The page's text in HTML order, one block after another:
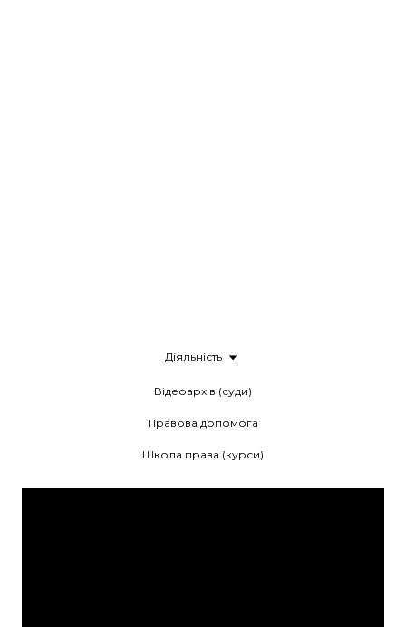
Діяльність
Відеоархів (суди)
Правова допомога
Школа права (курси)